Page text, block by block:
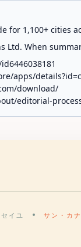
for 1,100+ cities
Ltd. When
apps/
download/
editorial-
イユ サン・カ